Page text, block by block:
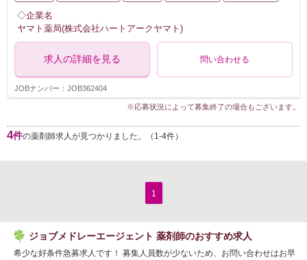
◇企業名
ヤマト薬局(株式会社ハートアークヤマト)
求人の詳細を見る 問い合わせる
JOBナンバー：JOB362404
※応募状況によって募集終了の場合もございます。
4件の薬剤師求人が見つかりました。（1-4件）
1
ジョブメドレーエージェント 薬剤師のおすすめ求人
希少な好条件急募求人です！ 募集人員数が少ないため、お問い合わせはお早